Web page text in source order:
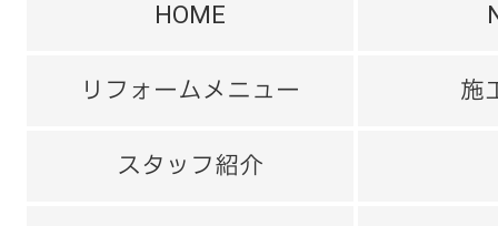
HOME
リフォームメニュー 施
スタッフ紹介